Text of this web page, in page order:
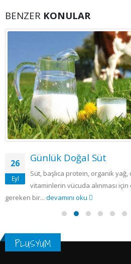
BENZER KONULAR
26
Eyl
Günlük Doğal Süt
Süt, başlıca protein, organik
vitaminlerin vücuda alınması
gereken bir... devamını oku
PLUSYUM